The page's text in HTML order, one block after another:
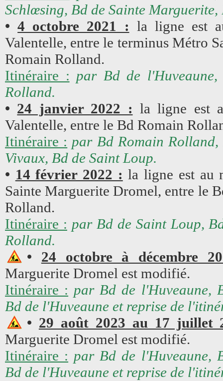
Schlœsing, Bd de Sainte
•4 octobre 2021 : la ligne est
Valentelle, entre le terminus Métro
Romain Rolland.
Itinéraire : par Bd de
Rolland.
• 24 janvier 2022 : la ligne est
Valentelle, entre le Bd Romain
Itinéraire : par Bd Romain
Vivaux, Bd de Saint Loup.
• 14 février 2022 : la ligne est au
Sainte Marguerite Dromel, entre le
Rolland.
Itinéraire : par Bd de Saint Loup,
Rolland.
• 24 octobre à décembre
Marguerite Dromel est modifié.
Itinéraire : par Bd de l'Huveaune,
Bd de l'Huveaune et reprise de
• 29 août 2023 au 17 juillet
Marguerite Dromel est modifié.
Itinéraire : par Bd de l'Huveaune,
Bd de l'Huveaune et reprise de